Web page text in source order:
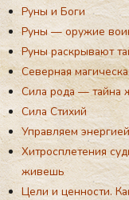
Искусство
Карма — закон
Ключ к познанию
Настоящая женщина
Подсознание
Руны и Боги
Руны — оружие
Руны раскрывают
Северная
Сила рода — тайна